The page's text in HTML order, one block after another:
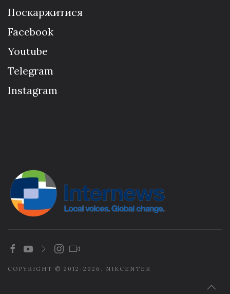
Поскаржитися
Facebook
Youtube
Telegram
Instagram
COPYRIGHT © 2012-2026. NIKCENTER